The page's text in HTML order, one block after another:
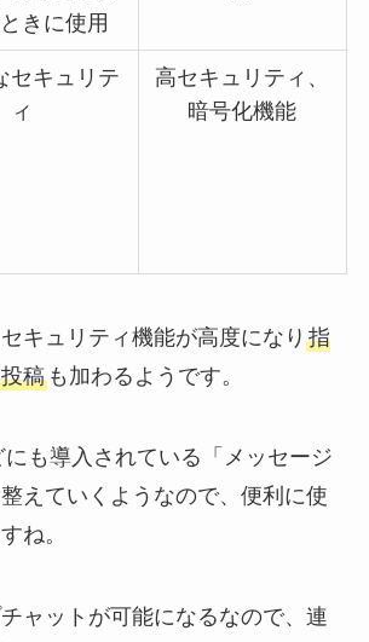
きに使用
セキュリテ
ィ
高セキュリティ、
暗号化機能
キュリティ機能が高度になり 指
稿も加わるようです。
にも導入されている「メッセージ
えていくようなので、便利に使
ね。
ャットが可能になるなので、連